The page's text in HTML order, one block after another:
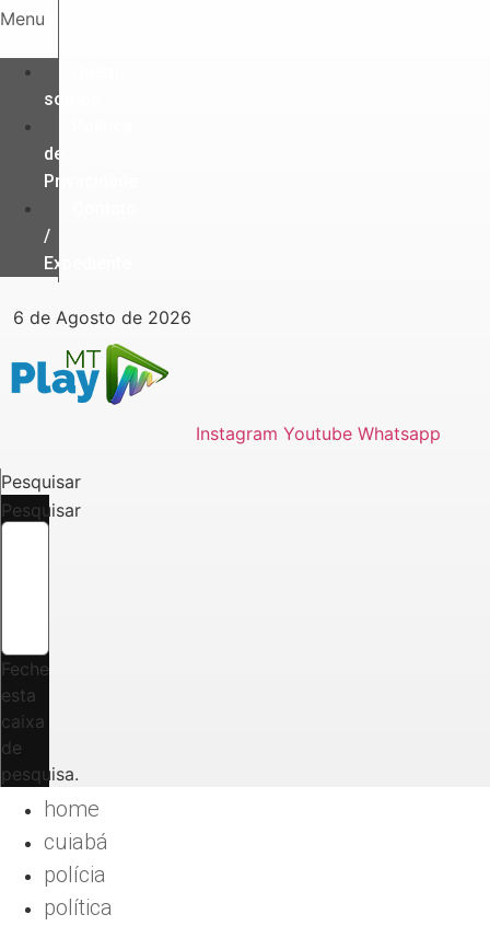
Ir
o
conteúdo
Menu
somos
de
Privacidade
/
Expediente
6 de Agosto de 2026
Instagram Youtube Whatsapp
Pesquisar
Pesquisar
Feche
esta
caixa
de
pesquisa.
home
cuiabá
polícia
política